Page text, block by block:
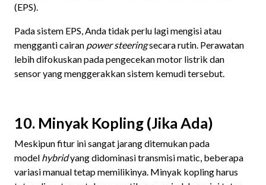
(EPS).
Pada sistem EPS, Anda tidak perlu lagi mengisi atau
mengganti cairan power steeringsecara rutin. Perawatan
lebih difokuskan pada pengecekan motor listrik dan
sensor yang menggerakkan sistem kemudi tersebut.
10. Minyak Kopling (Jika Ada)
Meskipun fitur ini sangat jarang ditemukan pada
model hybridyang didominasi transmisi matic, beberapa
variasi manual tetap memilikinya. Minyak kopling harus